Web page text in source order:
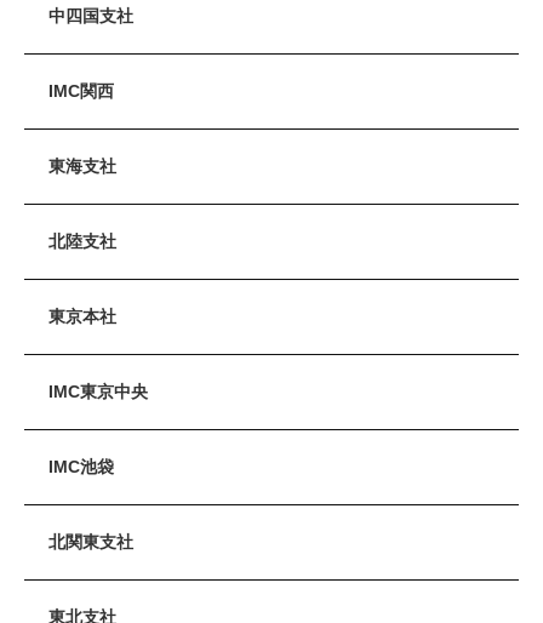
中四国支社
IMC関西
東海支社
北陸支社
東京本社
IMC東京中央
IMC池袋
北関東支社
東北支社